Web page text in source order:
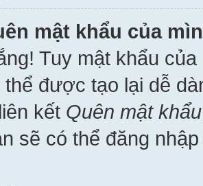
mật khẩu của
Tuy mật khẩu
được tạo lại dễ
kết Quên mật khẩu
sẽ có thể đăng